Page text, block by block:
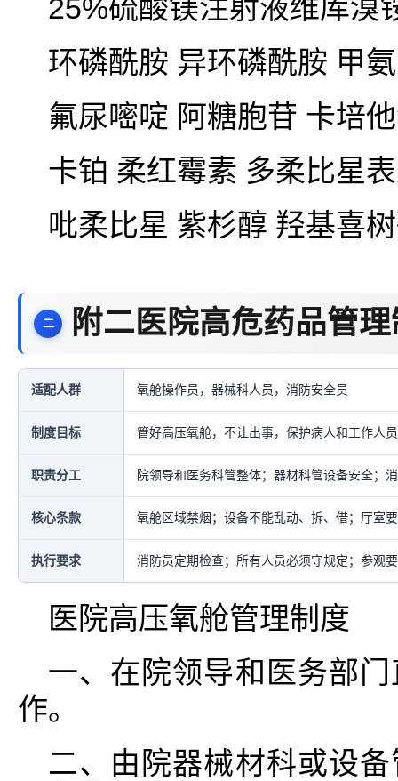
25%硫酸镁注射液维库溴
环磷酰胺 异环磷酰胺 甲
氟尿嘧啶 阿糖胞苷 卡培
卡铂 柔红霉素 多柔比星
吡柔比星 紫杉醇 羟基喜
附二医院高危药品管
适配人群 氧舱操作员，器械科人员，消防安全员
制度目标 管好高压氧舱，不让出事，保护病人和工作人
职责分工 院领导和医务科管整体；器材科管设备安全；
核心条款 氧舱区域禁烟；设备不能乱动、拆、借；厅室
执行要求 消防员定期检查；所有人员必须守规定；参观
医院高压氧舱管理制度
一、在院领导和医务部
作。
二、由院器械材科或设